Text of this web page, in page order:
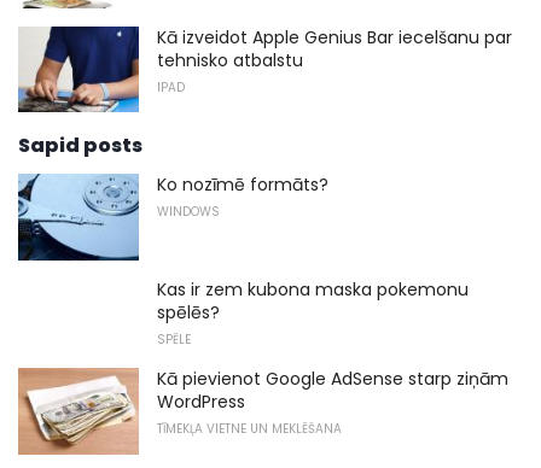
Kā izveidot Apple Genius Bar iecelšanu par
tehnisko atbalstu
IPAD
Sapid posts
Ko nozīmē formāts?
WINDOWS
Kas ir zem kubona maska ​​pokemonu
spēlēs?
SPĒLE
Kā pievienot Google AdSense starp ziņām
WordPress
TĪMEKĻA VIETNE UN MEKLĒŠANA